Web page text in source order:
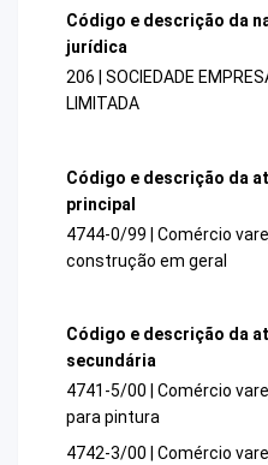
Código e descrição da
jurídica
206 | SOCIEDADE
LIMITADA
Código e descrição da
principal
4744-0/99 | Comércio
construção em geral
Código e descrição da
secundária
4741-5/00 | Comércio
para pintura
4742-3/00 | Comércio